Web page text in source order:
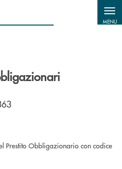
MENU
Prestito Obbligazionario con codice